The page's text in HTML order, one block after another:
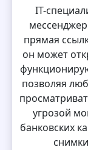
IT-
прямая
он может
позволяя
угрозой
банковских